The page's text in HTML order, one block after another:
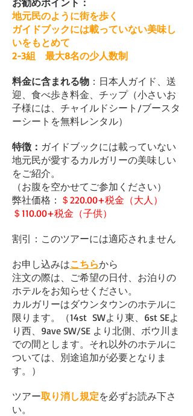
お勧めポイント：
地元民のように街を歩く
​ガイドブックには載っていない美味し
いをもとめて
2-3組 最大8名の少人数制​​
料金に含まれる物 ：日本人ガイド、送
迎、食べ歩き料金、チップ（小さいお
子様には、チャイルドシート/ブースタ
ーシートを無料レンタル）
特徴： ガイドブックには載っていない
地元民が愛するカルガリーの美味しい
をご紹介。
（お腹を空かせてご参加ください）
弊社価格： ＄220.00+税金（大人）
＄110.00+税金（子供）
割引：このツアーには適応されません
お申し込みはこちらから
注文の際は、ご希望の日付、お泊りの
ホテルをお知らせください。
カルガリーはダウンタウンのホテルに
限ります。（14st SWより東、6st SEよ
り西、9ave SW/SE より北側、ボウ川ま
での間とします。それ以外のホテルに
ついては、別途追加が必要となりま
す。）
​ツアー取り消し規定を必ずお読み下さ
い。